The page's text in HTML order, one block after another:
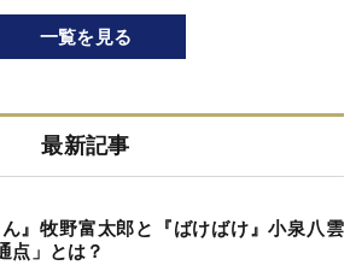
一覧を見る
最新記事
』牧野富太郎と『ばけばけ』小泉八雲
点」とは？